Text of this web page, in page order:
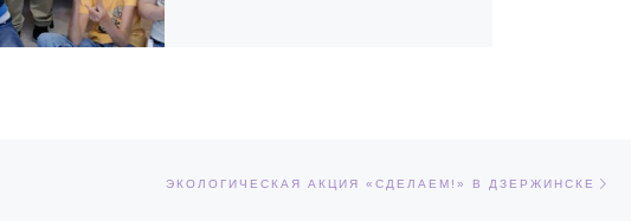
ЭКОЛОГИЧЕСКАЯ АКЦИЯ «СДЕЛАЕМ!» В ДЗЕРЖИНСКЕ